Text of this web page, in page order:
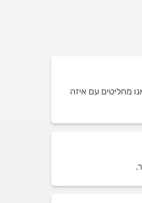
מחליטים עם איזה